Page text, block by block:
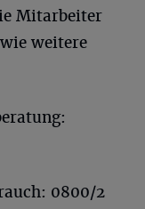
Mitarbeiter
weitere
0800/2